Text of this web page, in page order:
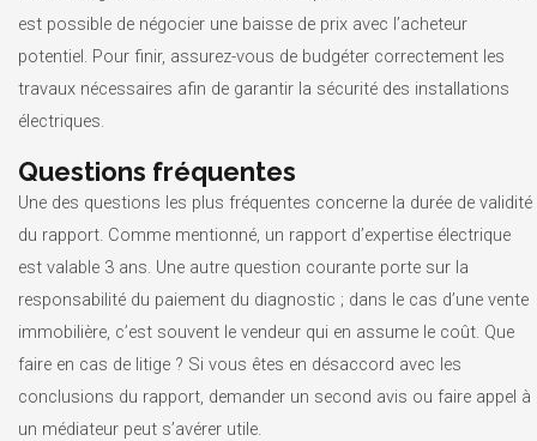
est possible de négocier une baisse de prix avec l’acheteur
potentiel. Pour finir, assurez-vous de budgéter correctement les
travaux nécessaires afin de garantir la sécurité des installations
électriques.
Questions fréquentes
Une des questions les plus fréquentes concerne la durée de validité
du rapport. Comme mentionné, un rapport d’expertise électrique
est valable 3 ans. Une autre question courante porte sur la
responsabilité du paiement du diagnostic ; dans le cas d’une vente
immobilière, c’est souvent le vendeur qui en assume le coût. Que
faire en cas de litige ? Si vous êtes en désaccord avec les
conclusions du rapport, demander un second avis ou faire appel à
un médiateur peut s’avérer utile.